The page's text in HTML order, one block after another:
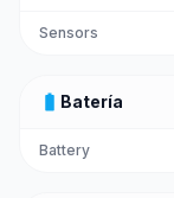
Sensors
battery_full Batería
Battery